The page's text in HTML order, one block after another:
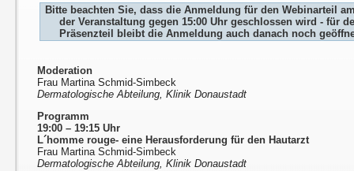
Bitte beachten Sie, dass die Anmeldung für den Webinarteil
der Veranstaltung gegen 15:00 Uhr geschlossen wird - für
Präsenzteil bleibt die Anmeldung auch danach noch
Moderation
Frau Martina Schmid-Simbeck
Dermatologische Abteilung, Klinik Donaustadt
Programm
19:00 – 19:15 Uhr
L´homme rouge- eine Herausforderung für den Hautarzt
Frau Martina Schmid-Simbeck
Dermatologische Abteilung, Klinik Donaustadt